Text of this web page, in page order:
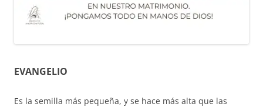
EVANGELIO
Es la semilla más pequeña, y se hace más alta que las